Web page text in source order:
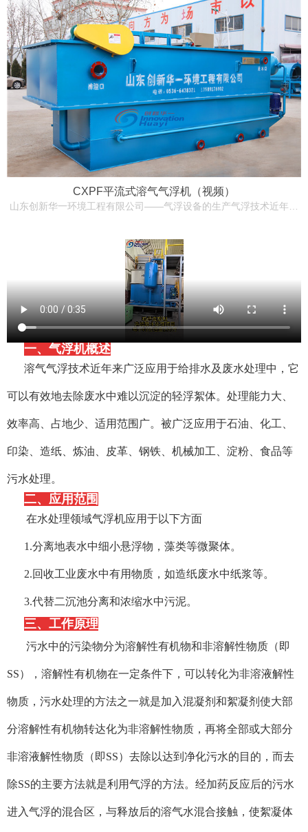
CXPF平流式溶气气浮机（视频）
一、气浮机概述
溶气气浮技术近年来广泛应用于给排水及废水处理中，它
可以有效地去除废水中难以沉淀的轻浮絮体。处理能力大、
效率高、占地少、适用范围广。被广泛应用于石油、化工、
印染、造纸、炼油、皮革、钢铁、机械加工、淀粉、食品等
污水处理。
二、应用范围
在水处理领域气浮机应用于以下方面
1.分离地表水中细小悬浮物，藻类等微聚体。
2.回收工业废水中有用物质，如造纸废水中纸浆等。
3.代替二沉池分离和浓缩水中污泥。
三、工作原理
污水中的污染物分为溶解性有机物和非溶解性物质（即
SS），溶解性有机物在一定条件下，可以转化为非溶液解性
物质，污水处理的方法之一就是加入混凝剂和絮凝剂使大部
分溶解性有机物转达化为非溶解性物质，再将全部或大部分
非溶液解性物质（即SS）去除以达到净化污水的目的，而去
除SS的主要方法就是利用气浮的方法。 经加药反应后的污水
进入气浮的混合区，与释放后的溶气水混合接触，使絮凝体